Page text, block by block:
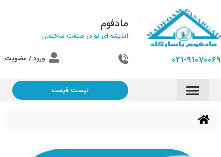
مادفوم
اندیشه ای نو در صنعت ساختمان
021-91070069 ورود / عضویت
لیست قیمت